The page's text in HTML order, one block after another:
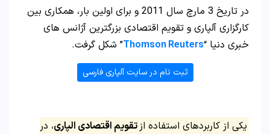
در تاریخ 3 مارچ سال 2011 و برای اولین بار، همکاری بین
کارگزاری آلپاری و تقویم اقتصادی بزرگترین آژانس های
خبری دنیا “Thomson Reuters” شکل گرفت.
ثبت نام در سایت آلپاری فارسی
یکی از کاربردهای استفاده ازتقویم اقتصادی الپاری، در